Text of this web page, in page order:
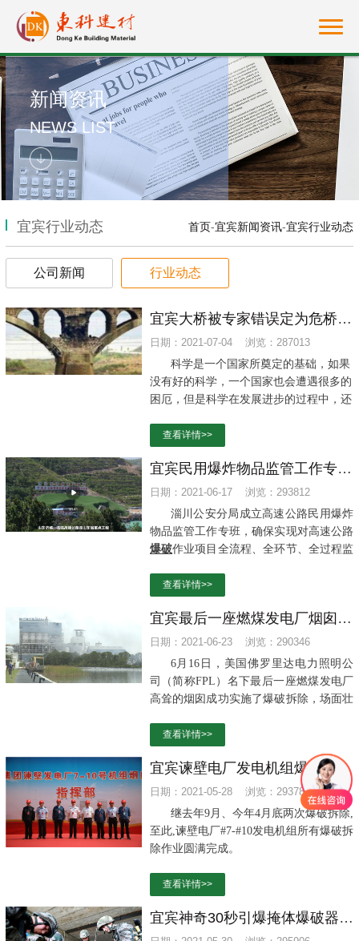
新闻资讯
NEWS LIST
宜宾行业动态 首页-宜宾新闻资讯-宜宾行业动态
公司新闻 行业动态
宜宾大桥被专家错误定为危桥后，爆破后才发现酿成大错
日期：2021-07-04 浏览：287013
科学是一个国家所奠定的基础，如果
没有好的科学，一个国家也会遭遇很多的
困厄，但是科学在发展进步的过程中，还
所以这就让大家明白了这样一个道理，原
那些所谓的伪科学。
查看详情>>
宜宾民用爆炸物品监管工作专班成立，确保高速公路爆破作业项目完成
日期：2021-06-17 浏览：293812
淄川公安分局成立高速公路民用爆炸
物品监管工作专班，确保实现对高速公路
爆破作业项目全流程、全环节、全过程监
查看详情>>
宜宾最后一座燃煤发电厂烟囱成功爆破拆除
日期：2021-06-23 浏览：290346
6月16日，美国佛罗里达电力照明公
司（简称FPL）名下最后一座燃煤发电厂
高耸的烟囱成功实施了爆破拆除，场面壮
查看详情>>
宜宾谏壁电厂发电机组爆破拆除作业圆满完成
日期：2021-05-28 浏览：293780
继去年9月、今年4月底两次爆破拆除,
至此,谏壁电厂#7-#10发电机组所有爆破拆
除作业圆满完成。
查看详情>>
宜宾神奇30秒引爆掩体爆破器，看看解放军的新奇武器